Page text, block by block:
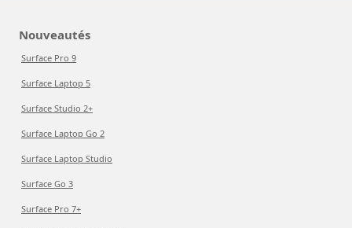
Nouveautés
Surface Pro 9
Surface Laptop 5
Surface Studio 2+
Surface Laptop Go 2
Surface Laptop Studio
Surface Go 3
Surface Pro 7+